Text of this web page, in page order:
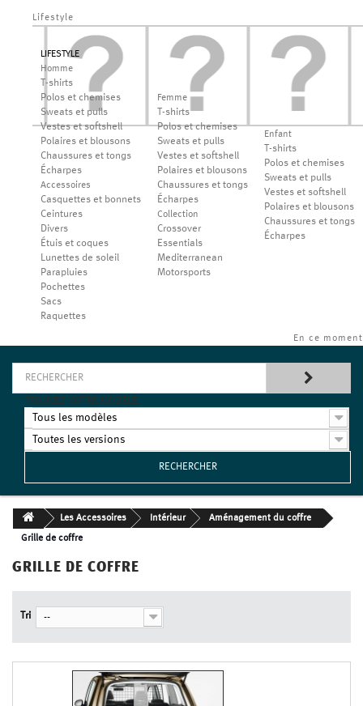
Lifestyle
LIFESTYLE
Homme
T-shirts
Polos et chemises
Sweats et pulls
Vestes et softshell
Polaires et blousons
Chaussures et tongs
Écharpes
Accessoires
Casquettes et bonnets
Ceintures
Divers
Étuis et coques
Lunettes de soleil
Parapluies
Pochettes
Sacs
Raquettes
Femme
T-shirts
Polos et chemises
Sweats et pulls
Vestes et softshell
Polaires et blousons
Chaussures et tongs
Écharpes
Collection
Crossover
Essentials
Mediterranean
Motorsports
Enfant
T-shirts
Polos et chemises
Sweats et pulls
Vestes et softshell
Polaires et blousons
Chaussures et tongs
Écharpes
En ce moment
TROUVEZ VOTRE MODÈLE
Tous les modèles
Toutes les versions
RECHERCHER
Les Accessoires Intérieur Aménagement du coffre
Grille de coffre
GRILLE DE COFFRE
Tri --